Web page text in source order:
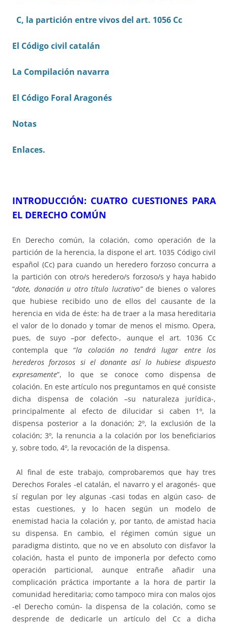
C, la partición entre vivos del art. 1056 Cc
El Código civil catalán
La Compilación navarra
El Código Foral Aragonés
Notas
Enlaces.
INTRODUCCIÓN: CUATRO CUESTIONES PARA
EL DERECHO COMÚN
En Derecho común, la colación, como operación de la
partición de la herencia, la dispone el art. 1035 Código civil
español (Cc) para cuando un heredero forzoso concurra a
la partición con otro/s heredero/s forzoso/s y haya habido
“dote, donación u otro título lucrativo”de bienes o valores
que hubiese recibido uno de ellos del causante de la
herencia en vida de éste: ha de traer a la masa hereditaria
el valor de lo donado y tomar de menos el mismo. Opera,
pues, de suyo –por defecto-, aunque el art. 1036 Cc
contempla que “la colación no tendrá lugar entre los
herederos forzosos si el donante así lo hubiese dispuesto
expresamente”, lo que se conoce como dispensa de
colación. En este artículo nos preguntamos en qué consiste
dicha dispensa de colación –su naturaleza jurídica-,
principalmente al efecto de dilucidar si caben 1º, la
dispensa posterior a la donación; 2º, la exclusión de la
colación; 3º, la renuncia a la colación por los beneficiarios
y, sobre todo, 4º, la revocación de la dispensa.
Al final de este trabajo, comprobaremos que hay tres
Derechos Forales -el catalán, el navarro y el aragonés- que
sí regulan por ley algunas -casi todas en algún caso- de
estas cuestiones, y lo hacen según un modelo de
enemistad hacia la colación y, por tanto, de amistad hacia
su dispensa. En cambio, el régimen común sigue un
paradigma distinto, que no ve en absoluto con disfavor la
colación, hasta el punto de imponerla por defecto como
operación particional, aunque entrañe añadir una
complicación práctica importante a la hora de partir la
comunidad hereditaria; como tampoco mira con malos ojos
-el Derecho común- la dispensa de la colación, como se
desprende de dedicarle un artículo del Cc a dicha